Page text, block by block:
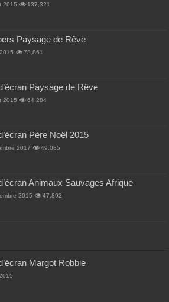
2015 137,321
Paysage de Rêve
73,861
Paysage de Rêve
2015 64,284
Père Noël 2015
2017 49,085
Animaux Sauvages Afrique
2015 47,892
Margot Robbie